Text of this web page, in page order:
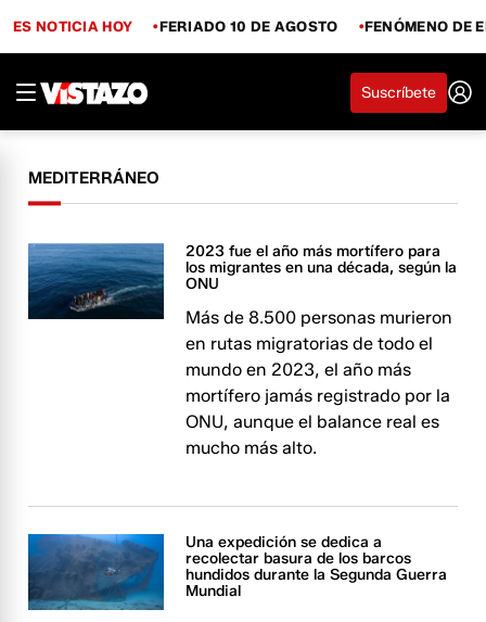
ES NOTICIA HOY FERIADO 10 DE AGOSTO FENÓMENO DE
Suscríbete
MEDITERRÁNEO
2023 fue el año más mortífero para
los migrantes en una década, según la
ONU
Más de 8.500 personas murieron
en rutas migratorias de todo el
mundo en 2023, el año más
mortífero jamás registrado por la
ONU, aunque el balance real es
mucho más alto.
Una expedición se dedica a
recolectar basura de los barcos
hundidos durante la Segunda Guerra
Mundial